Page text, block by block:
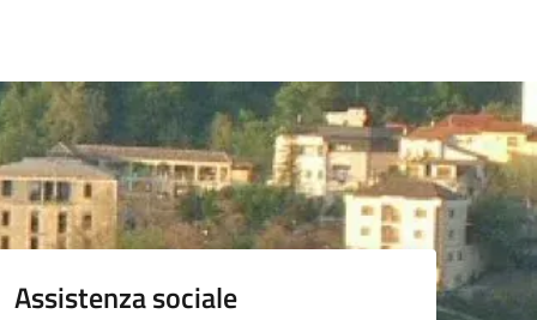
Assistenza sociale